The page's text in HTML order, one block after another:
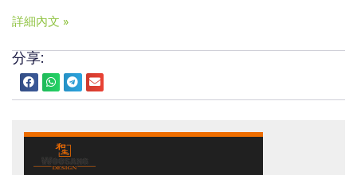
詳細內文 »
分享: